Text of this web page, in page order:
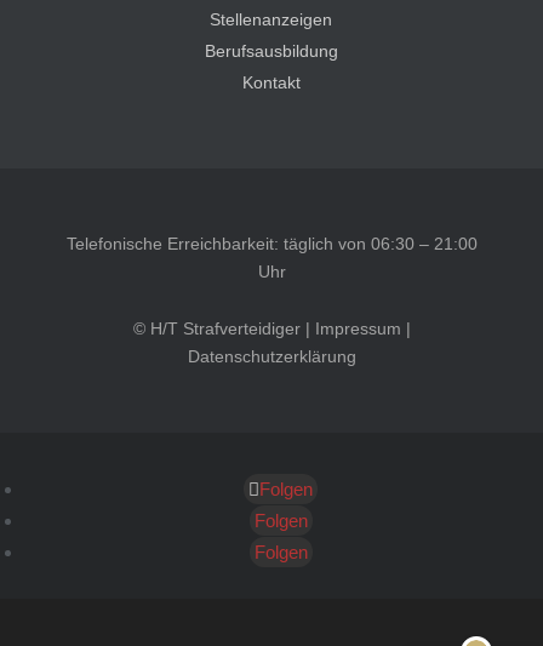
Stellenanzeigen
Berufsausbildung
Kontakt
Telefonische Erreichbarkeit: täglich von 06:30 – 21:00
Uhr
© H/T Strafverteidiger | Impressum |
Datenschutzerklärung
Folgen
Folgen
Folgen
Kundenbewertungen und Erfahrungen zu
SEHR GUT